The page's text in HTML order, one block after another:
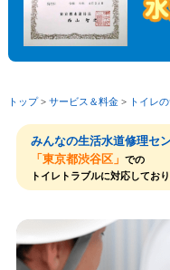
トップ> サービス＆料⾦ > トイレ
みんなの生活水道修理セ
「東京都渋谷区」 での
トイレトラブルに対応してお